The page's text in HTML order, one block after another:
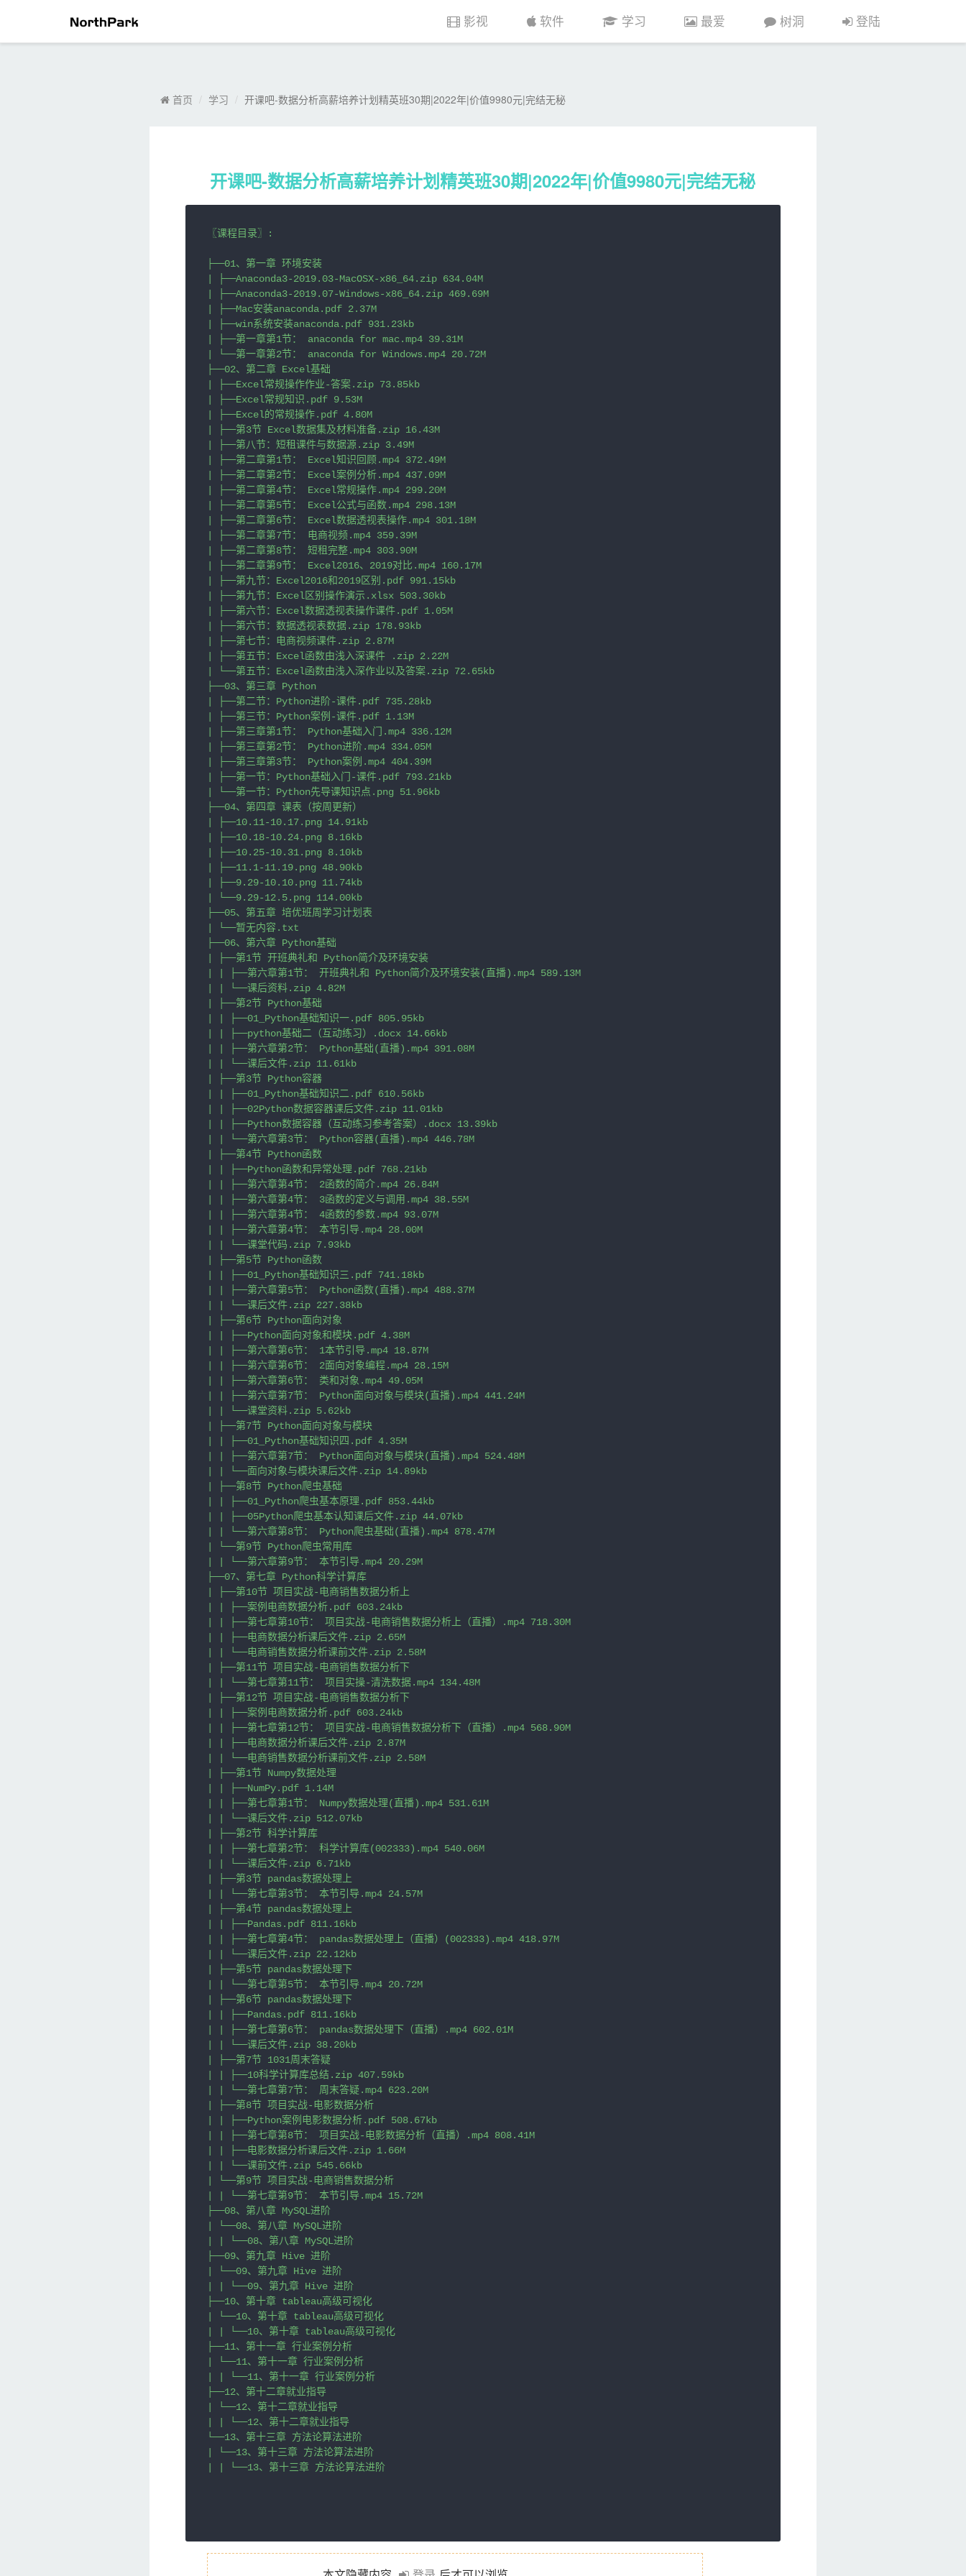
录〗: ├──01、第一章 环境安装 | ├──Anaconda3-2">
影视 软件 学习 最爱 树洞 登陆
首页 学习 开课吧-数据分析高薪培养计划精英班30期|2022年|价值9980元|完结无秘
开课吧-数据分析高薪培养计划精英班30期|2022年|价值9980元|完结无秘
〖课程目录〗:
├──01、第一章 环境安装
| ├──Anaconda3-2019.03-MacOSX-x86_64.zip 634.04M
| ├──Anaconda3-2019.07-Windows-x86_64.zip 469.69M
| ├──Mac安装anaconda.pdf 2.37M
| ├──win系统安装anaconda.pdf 931.23kb
| ├──第一章第1节： anaconda for mac.mp4 39.31M
| └──第一章第2节： anaconda for Windows.mp4 20.72M
├──02、第二章 Excel基础
| ├──Excel常规操作作业-答案.zip 73.85kb
| ├──Excel常规知识.pdf 9.53M
| ├──Excel的常规操作.pdf 4.80M
| ├──第3节 Excel数据集及材料准备.zip 16.43M
| ├──第八节：短租课件与数据源.zip 3.49M
| ├──第二章第1节： Excel知识回顾.mp4 372.49M
| ├──第二章第2节： Excel案例分析.mp4 437.09M
| ├──第二章第4节： Excel常规操作.mp4 299.20M
| ├──第二章第5节： Excel公式与函数.mp4 298.13M
| ├──第二章第6节： Excel数据透视表操作.mp4 301.18M
| ├──第二章第7节： 电商视频.mp4 359.39M
| ├──第二章第8节： 短租完整.mp4 303.90M
| ├──第二章第9节： Excel2016、2019对比.mp4 160.17M
| ├──第九节：Excel2016和2019区别.pdf 991.15kb
| ├──第九节：Excel区别操作演示.xlsx 503.30kb
| ├──第六节：Excel数据透视表操作课件.pdf 1.05M
| ├──第六节：数据透视表数据.zip 178.93kb
| ├──第七节：电商视频课件.zip 2.87M
| ├──第五节：Excel函数由浅入深课件 .zip 2.22M
| └──第五节：Excel函数由浅入深作业以及答案.zip 72.65kb
├──03、第三章 Python
| ├──第二节：Python进阶-课件.pdf 735.28kb
| ├──第三节：Python案例-课件.pdf 1.13M
| ├──第三章第1节： Python基础入门.mp4 336.12M
| ├──第三章第2节： Python进阶.mp4 334.05M
| ├──第三章第3节： Python案例.mp4 404.39M
| ├──第一节：Python基础入门-课件.pdf 793.21kb
| └──第一节：Python先导课知识点.png 51.96kb
├──04、第四章 课表（按周更新）
| ├──10.11-10.17.png 14.91kb
| ├──10.18-10.24.png 8.16kb
| ├──10.25-10.31.png 8.10kb
| ├──11.1-11.19.png 48.90kb
| ├──9.29-10.10.png 11.74kb
| └──9.29-12.5.png 114.00kb
├──05、第五章 培优班周学习计划表
| └──暂无内容.txt
├──06、第六章 Python基础
| ├──第1节 开班典礼和 Python简介及环境安装
| | ├──第六章第1节： 开班典礼和 Python简介及环境安装(直播).mp4 589.13M
| | └──课后资料.zip 4.82M
| ├──第2节 Python基础
| | ├──01_Python基础知识一.pdf 805.95kb
| | ├──python基础二（互动练习）.docx 14.66kb
| | ├──第六章第2节： Python基础(直播).mp4 391.08M
| | └──课后文件.zip 11.61kb
| ├──第3节 Python容器
| | ├──01_Python基础知识二.pdf 610.56kb
| | ├──02Python数据容器课后文件.zip 11.01kb
| | ├──Python数据容器（互动练习参考答案）.docx 13.39kb
| | └──第六章第3节： Python容器(直播).mp4 446.78M
| ├──第4节 Python函数
| | ├──Python函数和异常处理.pdf 768.21kb
| | ├──第六章第4节： 2函数的简介.mp4 26.84M
| | ├──第六章第4节： 3函数的定义与调用.mp4 38.55M
| | ├──第六章第4节： 4函数的参数.mp4 93.07M
| | ├──第六章第4节： 本节引导.mp4 28.00M
| | └──课堂代码.zip 7.93kb
| ├──第5节 Python函数
| | ├──01_Python基础知识三.pdf 741.18kb
| | ├──第六章第5节： Python函数(直播).mp4 488.37M
| | └──课后文件.zip 227.38kb
| ├──第6节 Python面向对象
| | ├──Python面向对象和模块.pdf 4.38M
| | ├──第六章第6节： 1本节引导.mp4 18.87M
| | ├──第六章第6节： 2面向对象编程.mp4 28.15M
| | ├──第六章第6节： 类和对象.mp4 49.05M
| | ├──第六章第7节： Python面向对象与模块(直播).mp4 441.24M
| | └──课堂资料.zip 5.62kb
| ├──第7节 Python面向对象与模块
| | ├──01_Python基础知识四.pdf 4.35M
| | ├──第六章第7节： Python面向对象与模块(直播).mp4 524.48M
| | └──面向对象与模块课后文件.zip 14.89kb
| ├──第8节 Python爬虫基础
| | ├──01_Python爬虫基本原理.pdf 853.44kb
| | ├──05Python爬虫基本认知课后文件.zip 44.07kb
| | └──第六章第8节： Python爬虫基础(直播).mp4 878.47M
| └──第9节 Python爬虫常用库
| | └──第六章第9节： 本节引导.mp4 20.29M
├──07、第七章 Python科学计算库
| ├──第10节 项目实战-电商销售数据分析上
| | ├──案例电商数据分析.pdf 603.24kb
| | ├──第七章第10节： 项目实战-电商销售数据分析上（直播）.mp4 718.30M
| | ├──电商数据分析课后文件.zip 2.65M
| | └──电商销售数据分析课前文件.zip 2.58M
| ├──第11节 项目实战-电商销售数据分析下
| | └──第七章第11节： 项目实操-清洗数据.mp4 134.48M
| ├──第12节 项目实战-电商销售数据分析下
| | ├──案例电商数据分析.pdf 603.24kb
| | ├──第七章第12节： 项目实战-电商销售数据分析下（直播）.mp4 568.90M
| | ├──电商数据分析课后文件.zip 2.87M
| | └──电商销售数据分析课前文件.zip 2.58M
| ├──第1节 Numpy数据处理
| | ├──NumPy.pdf 1.14M
| | ├──第七章第1节： Numpy数据处理(直播).mp4 531.61M
| | └──课后文件.zip 512.07kb
| ├──第2节 科学计算库
| | ├──第七章第2节： 科学计算库(002333).mp4 540.06M
| | └──课后文件.zip 6.71kb
| ├──第3节 pandas数据处理上
| | └──第七章第3节： 本节引导.mp4 24.57M
| ├──第4节 pandas数据处理上
| | ├──Pandas.pdf 811.16kb
| | ├──第七章第4节： pandas数据处理上（直播）(002333).mp4 418.97M
| | └──课后文件.zip 22.12kb
| ├──第5节 pandas数据处理下
| | └──第七章第5节： 本节引导.mp4 20.72M
| ├──第6节 pandas数据处理下
| | ├──Pandas.pdf 811.16kb
| | ├──第七章第6节： pandas数据处理下（直播）.mp4 602.01M
| | └──课后文件.zip 38.20kb
| ├──第7节 1031周末答疑
| | ├──10科学计算库总结.zip 407.59kb
| | └──第七章第7节： 周末答疑.mp4 623.20M
| ├──第8节 项目实战-电影数据分析
| | ├──Python案例电影数据分析.pdf 508.67kb
| | ├──第七章第8节： 项目实战-电影数据分析（直播）.mp4 808.41M
| | ├──电影数据分析课后文件.zip 1.66M
| | └──课前文件.zip 545.66kb
| └──第9节 项目实战-电商销售数据分析
| | └──第七章第9节： 本节引导.mp4 15.72M
├──08、第八章 MySQL进阶
| └──08、第八章 MySQL进阶
| | └──08、第八章 MySQL进阶
├──09、第九章 Hive 进阶
| └──09、第九章 Hive 进阶
| | └──09、第九章 Hive 进阶
├──10、第十章 tableau高级可视化
| └──10、第十章 tableau高级可视化
| | └──10、第十章 tableau高级可视化
├──11、第十一章 行业案例分析
| └──11、第十一章 行业案例分析
| | └──11、第十一章 行业案例分析
├──12、第十二章就业指导
| └──12、第十二章就业指导
| | └──12、第十二章就业指导
└──13、第十三章 方法论算法进阶
| └──13、第十三章 方法论算法进阶
| | └──13、第十三章 方法论算法进阶